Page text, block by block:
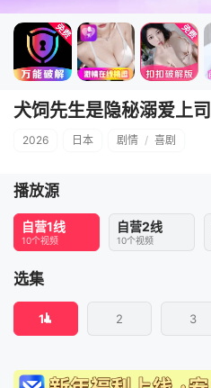
犬饲先生是隐秘溺爱上司
2026 日本 剧情 / 喜剧
播放源
自营1线
10个视频
自营2线
10个视频
选集
1 2 3